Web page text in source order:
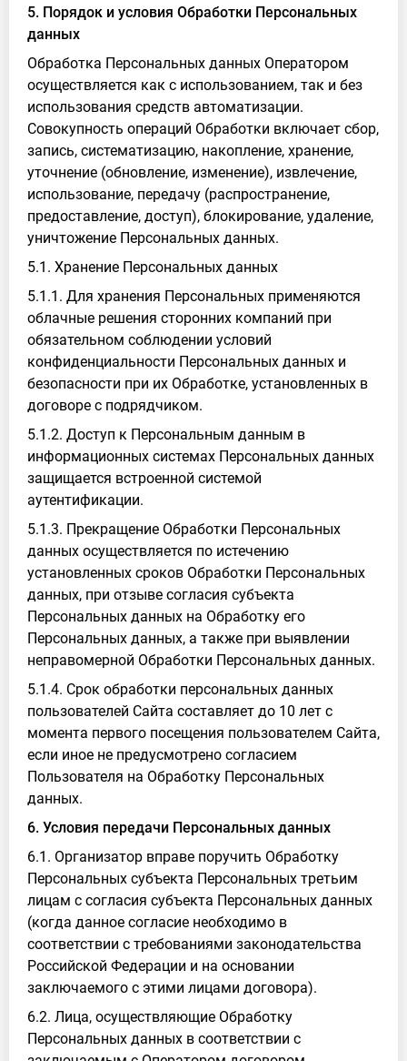
5. Порядок и условия Обработки Персональных
данных
Обработка Персональных данных Оператором
осуществляется как с использованием, так и без
использования средств автоматизации.
Совокупность операций Обработки включает сбор,
запись, систематизацию, накопление, хранение,
уточнение (обновление, изменение), извлечение,
использование, передачу (распространение,
предоставление, доступ), блокирование, удаление,
уничтожение Персональных данных.
5.1. Хранение Персональных данных
5.1.1. Для хранения Персональных применяются
облачные решения сторонних компаний при
обязательном соблюдении условий
конфиденциальности Персональных данных и
безопасности при их Обработке, установленных в
договоре с подрядчиком.
5.1.2. Доступ к Персональным данным в
информационных системах Персональных данных
защищается встроенной системой
аутентификации.
5.1.3. Прекращение Обработки Персональных
данных осуществляется по истечению
установленных сроков Обработки Персональных
данных, при отзыве согласия субъекта
Персональных данных на Обработку его
Персональных данных, а также при выявлении
неправомерной Обработки Персональных данных.
5.1.4. Срок обработки персональных данных
пользователей Сайта составляет до 10 лет с
момента первого посещения пользователем Сайта,
если иное не предусмотрено согласием
Пользователя на Обработку Персональных
данных.
6. Условия передачи Персональных данных
6.1. Организатор вправе поручить Обработку
Персональных субъекта Персональных третьим
лицам с согласия субъекта Персональных данных
(когда данное согласие необходимо в
соответствии с требованиями законодательства
Российской Федерации и на основании
заключаемого с этими лицами договора).
6.2. Лица, осуществляющие Обработку
Персональных данных в соответствии с